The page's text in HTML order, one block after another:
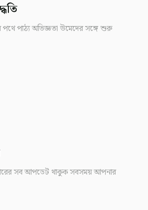
পথে পাঠ্য অভিজ্ঞতা উমেদের সঙ্গে শুরু
সব আপডেট থাকুক সবসময় আপনার